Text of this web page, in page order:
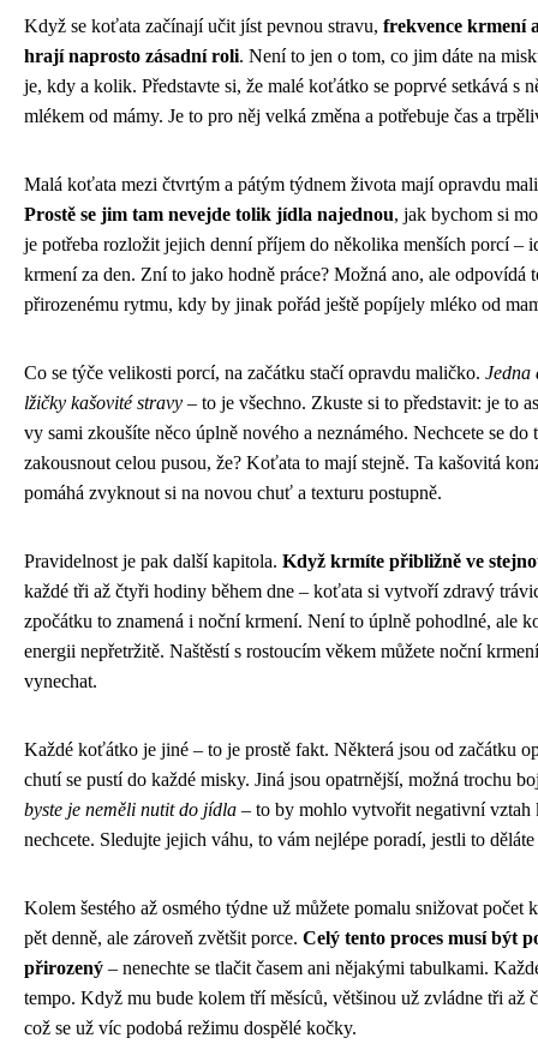
Když se koťata začínají učit jíst pevnou stravu, frekvence krmení
hrají naprosto zásadní roli. Není to jen o tom, co jim dáte na
je, kdy a kolik. Představte si, že malé koťátko se poprvé setkává s
mlékem od mámy. Je to pro něj velká změna a potřebuje čas a
Malá koťata mezi čtvrtým a pátým týdnem života mají opravdu
Prostě se jim tam nevejde tolik jídla najednou, jak bychom si
je potřeba rozložit jejich denní příjem do několika menších porcí –
krmení za den. Zní to jako hodně práce? Možná ano, ale odpovídá
přirozenému rytmu, kdy by jinak pořád ještě popíjely mléko od
Co se týče velikosti porcí, na začátku stačí opravdu maličko. Jedna
lžičky kašovité stravy – to je všechno. Zkuste si to představit: je to
vy sami zkoušíte něco úplně nového a neznámého. Nechcete se do
zakousnout celou pusou, že? Koťata to mají stejně. Ta kašovitá
pomáhá zvyknout si na novou chuť a texturu postupně.
Pravidelnost je pak další kapitola. Když krmíte přibližně ve
každé tři až čtyři hodiny během dne – koťata si vytvoří zdravý
zpočátku to znamená i noční krmení. Není to úplně pohodlné, ale
energii nepřetržitě. Naštěstí s rostoucím věkem můžete noční
vynechat.
Každé koťátko je jiné – to je prostě fakt. Některá jsou od začátku
chutí se pustí do každé misky. Jiná jsou opatrnější, možná trochu
byste je neměli nutit do jídla – to by mohlo vytvořit negativní vztah
nechcete. Sledujte jejich váhu, to vám nejlépe poradí, jestli to děláte
Kolem šestého až osmého týdne už můžete pomalu snižovat počet
pět denně, ale zároveň zvětšit porce. Celý tento proces musí být
přirozený – nenechte se tlačit časem ani nějakými tabulkami.
tempo. Když mu bude kolem tří měsíců, většinou už zvládne tři až
což se už víc podobá režimu dospělé kočky.